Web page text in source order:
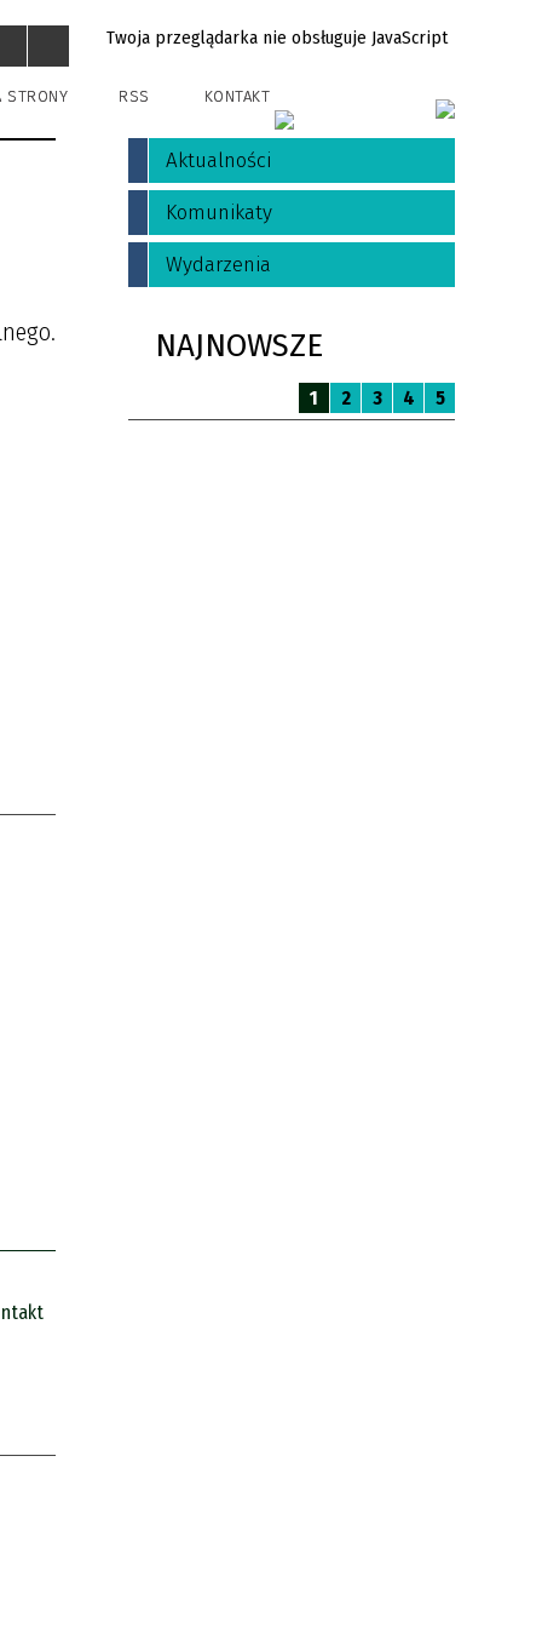
Twoja przeglądarka nie obsługuje JavaScript
STRONY RSS KONTAKT
Aktualności
Komunikaty
Wydarzenia
NAJNOWSZE
1 2 3 4 5